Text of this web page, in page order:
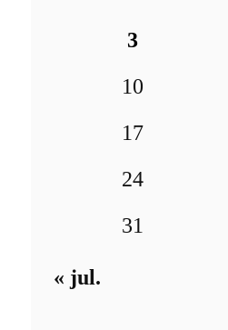
3
10
17
24
31
« jul.